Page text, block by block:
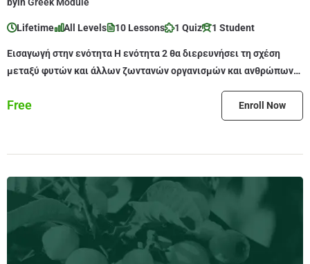
Lifetime All Levels 10 Lessons 1 Quiz 1 Student
Εισαγωγή στην ενότητα Η ενότητα 2 θα διερευνήσει τη σχέση
μεταξύ φυτών και άλλων ζωντανών οργανισμών και ανθρώπων
Free Enroll Now